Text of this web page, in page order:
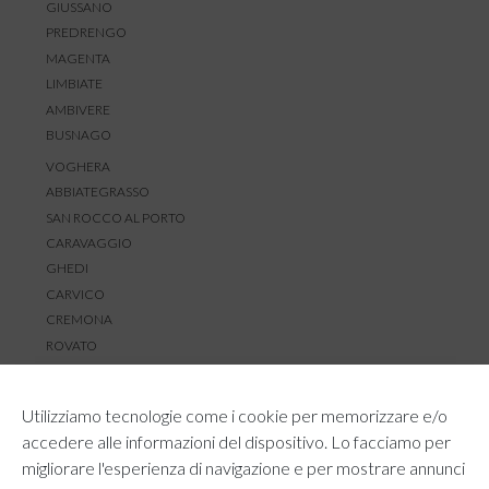
Utilizziamo tecnologie come i cookie per memorizzare e/o
accedere alle informazioni del dispositivo. Lo facciamo per
migliorare l'esperienza di navigazione e per mostrare annunci
GIUSSANO
PREDRENGO
MAGENTA
LIMBIATE
AMBIVERE
BUSNAGO
VOGHERA
ABBIATEGRASSO
SAN ROCCO AL PORTO
CARAVAGGIO
GHEDI
CARVICO
CREMONA
ROVATO
RESI E RIMBORSI